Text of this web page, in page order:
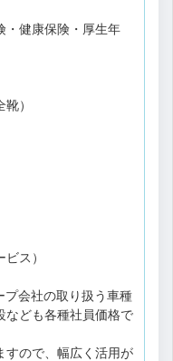
・健康保険・厚生年
）
ス）
会社の取り扱う車種
なども各種社員価格で
すので、幅広く活用が